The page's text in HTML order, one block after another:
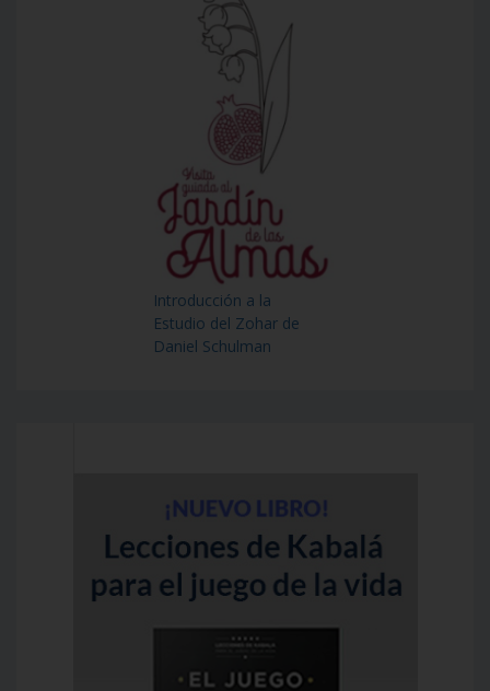
Introducción a la
Estudio del Zohar de
Daniel Schulman